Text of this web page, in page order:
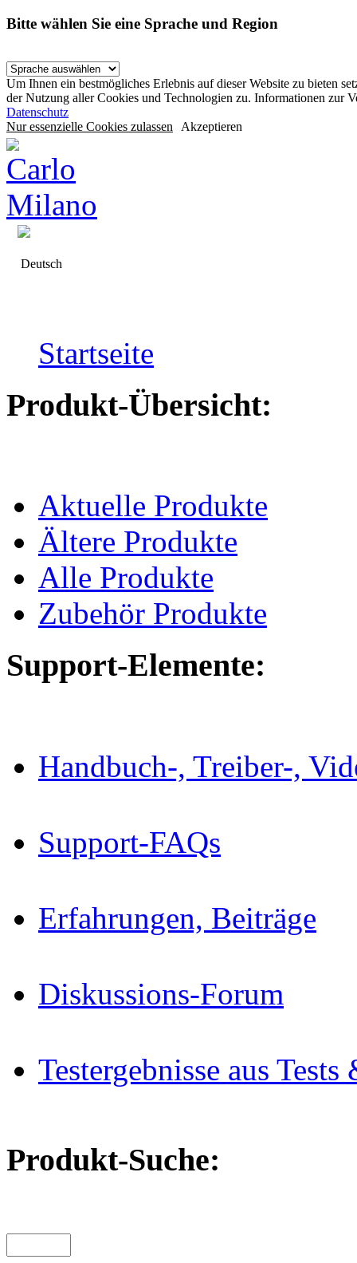
Bitte wählen Sie eine Sprache und Region
Um Ihnen ein bestmögliches Erlebnis auf dieser Website zu bieten
der Nutzung aller Cookies und Technologien zu. Informationen zur
Datenschutz
Nur essenzielle Cookies zulassen Akzeptieren
Deutsch
Startseite
Produkt-Übersicht:
Aktuelle Produkte
Ältere Produkte
Alle Produkte
Zubehör Produkte
Support-Elemente:
Handbuch-, Treiber-,
Support-FAQs
Erfahrungen, Beiträge
Diskussions-Forum
Testergebnisse aus
Produkt-Suche: